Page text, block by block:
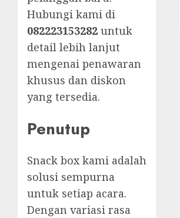
Hubungi kami di
082223153282 untuk
detail lebih lanjut
mengenai penawaran
khusus dan diskon
yang tersedia.
Penutup
Snack box kami adalah
solusi sempurna
untuk setiap acara.
Dengan variasi rasa